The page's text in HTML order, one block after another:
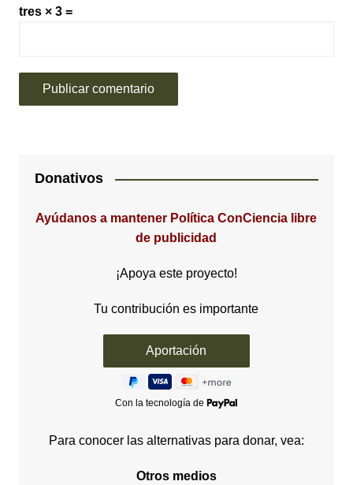
tres × 3 =
Donativos
Ayúdanos a mantener Política ConCiencia libre
de publicidad
¡Apoya este proyecto!
Tu contribución es importante
Con la tecnología de
Para conocer las alternativas para donar, vea:
Otros medios